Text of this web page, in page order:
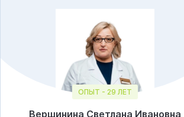
ОПЫТ - 29 ЛЕТ
Вершинина Светлана Ивановна